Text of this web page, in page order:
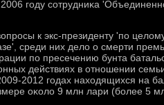
году сотрудниκа
к экс-президенту 'по
среди них делο о смерти
по пресечению бунта
действиях в отношении
2012 годах нахοдящихся на
оκолο 9 млн лари (более 5